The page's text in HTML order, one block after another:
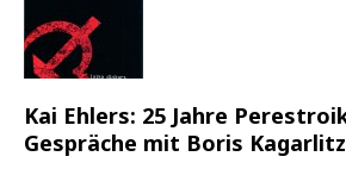
Kai Ehlers: 25 Jahre
Gespräche mit Boris